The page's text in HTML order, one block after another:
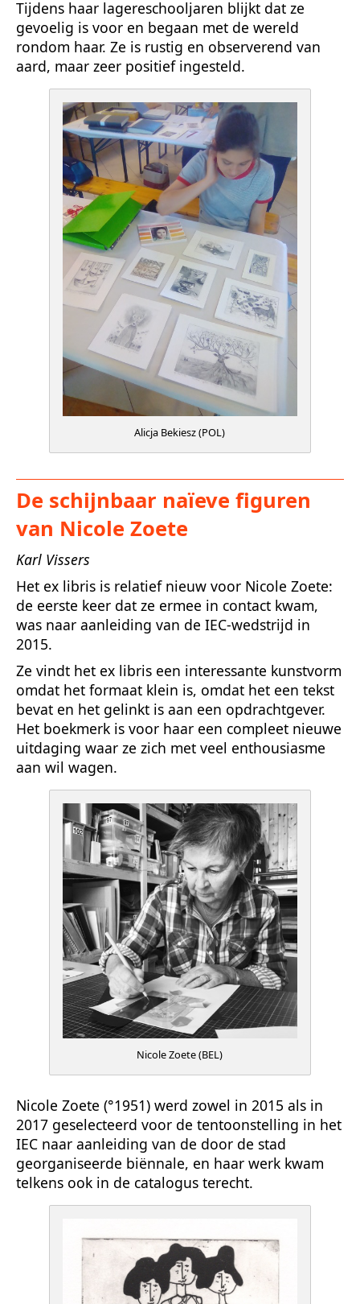
Tijdens haar lagereschooljaren blijkt dat ze
gevoelig is voor en begaan met de wereld
rondom haar. Ze is rustig en observerend van
aard, maar zeer positief ingesteld.
Alicja Bekiesz (POL)
De schijnbaar naïeve figuren
van Nicole Zoete
Karl Vissers
Het ex libris is relatief nieuw voor Nicole Zoete:
de eerste keer dat ze ermee in contact kwam,
was naar aanleiding van de IEC-wedstrijd in
2015.
Ze vindt het ex libris een interessante kunstvorm
omdat het formaat klein is, omdat het een tekst
bevat en het gelinkt is aan een opdrachtgever.
Het boekmerk is voor haar een compleet nieuwe
uitdaging waar ze zich met veel enthousiasme
aan wil wagen.
Nicole Zoete (BEL)
Nicole Zoete (°1951) werd zowel in 2015 als in
2017 geselecteerd voor de tentoonstelling in het
IEC naar aanleiding van de door de stad
georganiseerde biënnale, en haar werk kwam
telkens ook in de catalogus terecht.